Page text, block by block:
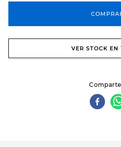
VER STOCK EN
Comparte